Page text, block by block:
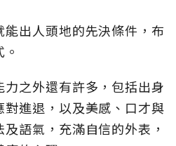
出人頭地的先決條件，布
之外還有許多，包括出身
進退，以及美感、口才與
語氣，充滿自信的外表，